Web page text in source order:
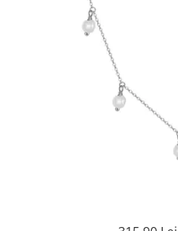
semipretioase
Bijuterii argint placat cu aur
Bijuterii argint cu diverse
Bijuterii argint cu murano
Bijuterii de Lux
Bijuterii gotice si rock
Bijuterii Handmade